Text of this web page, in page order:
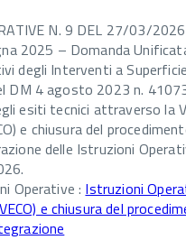
N. 9 DEL 27/03/2026
2025 – Domanda
degli Interventi a
DM 4 agosto 2023 n.
esiti tecnici attraverso la
e chiusura del
delle Istruzioni
Operative : Istruzioni
e chiusura del